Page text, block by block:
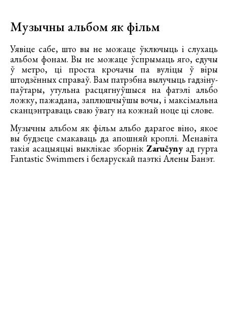
Музычны альбом як фільм
Уявіце сабе, што вы не можаце ўключыць і слухаць
альбом фонам. Вы не можаце ўспрымаць яго, едучы
ў метро, ці проста крочачы па вуліцы ў віры
штодзённых справаў. Вам патрэбна вылучыць гадзіну-
паўтары, утульна расцягнуўшыся на фатэлі альбо
ложку, пажадана, заплюшчыўшы вочы, і максімальна
сканцэнтраваць сваю ўвагу на кожнай ноце ці слове.
Музычны альбом як фільм альбо дарагое віно, якое
вы будзеце смакаваць да апошняй кроплі. Менавіта
такія асацыяцыі выклікае зборнік Zaručyny ад гурта
Fantastic Swimmers і беларускай паэткі Алены Банэт.